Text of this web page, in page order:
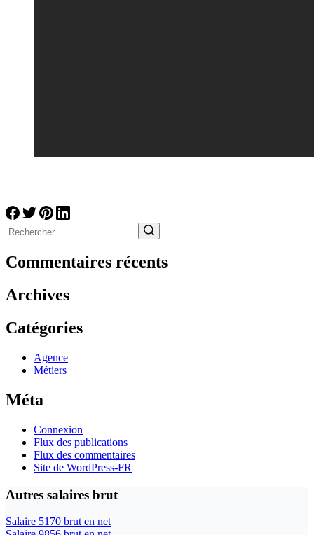
résultat
Commentaires récents
Archives
Catégories
Agence
Métiers
Méta
Connexion
Flux des publications
Flux des commentaires
Site de WordPress-FR
Autres salaires brut
Salaire 5170 brut en net